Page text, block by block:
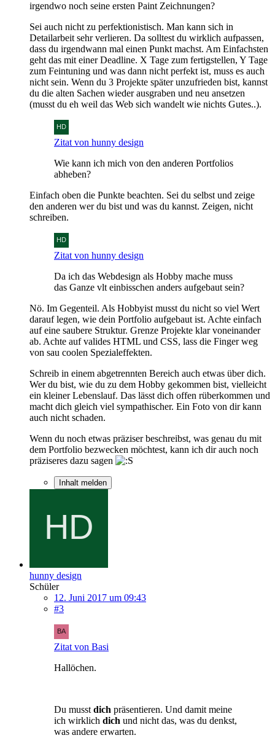
irgendwo noch seine ersten Paint Zeichnungen?
Sei auch nicht zu perfektionistisch. Man kann sich in
Detailarbeit sehr verlieren. Da solltest du wirklich aufpassen,
dass du irgendwann mal einen Punkt machst. Am Einfachsten
geht das mit einer Deadline. X Tage zum fertigstellen, Y Tage
zum Feintuning und was dann nicht perfekt ist, muss es auch
nicht sein. Wenn du 3 Projekte später unzufrieden bist, kannst
du die alten Sachen wieder ausgraben und neu ansetzen
(musst du eh weil das Web sich wandelt wie nichts Gutes..).
Zitat von hunny design
Wie kann ich mich von den anderen Portfolios
abheben?
Einfach oben die Punkte beachten. Sei du selbst und zeige
den anderen wer du bist und was du kannst. Zeigen, nicht
schreiben.
Zitat von hunny design
Da ich das Webdesign als Hobby mache muss
das Ganze vlt einbisschen anders aufgebaut sein?
Nö. Im Gegenteil. Als Hobbyist musst du nicht so viel Wert
darauf legen, wie dein Portfolio aufgebaut ist. Achte einfach
auf eine saubere Struktur. Grenze Projekte klar voneinander
ab. Achte auf valides HTML und CSS, lass die Finger weg
von sau coolen Spezialeffekten.
Schreib in einem abgetrennten Bereich auch etwas über dich.
Wer du bist, wie du zu dem Hobby gekommen bist, vielleicht
ein kleiner Lebenslauf. Das lässt dich offen rüberkommen und
macht dich gleich viel sympathischer. Ein Foto von dir kann
auch nicht schaden.
Wenn du noch etwas präziser beschreibst, was genau du mit
dem Portfolio bezwecken möchtest, kann ich dir auch noch
präziseres dazu sagen
Inhalt melden
hunny design
Schüler
12. Juni 2017 um 09:43
#3
Zitat von Basi
Hallöchen.
Du musst dich präsentieren. Und damit meine
ich wirklich dich und nicht das, was du denkst,
was andere erwarten.